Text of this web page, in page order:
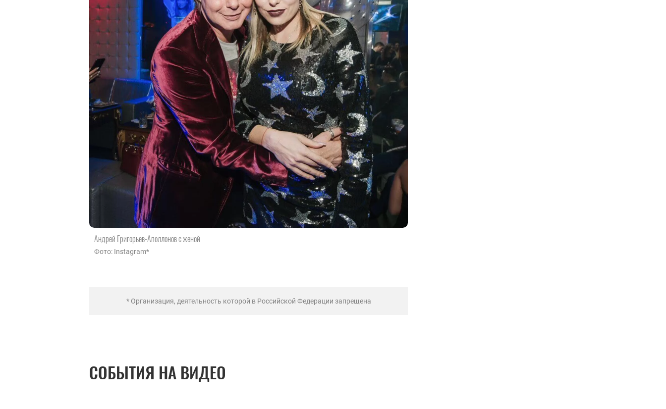
Андрей Григорьев-Аполлонов с женой
Фото: Instagram*
* Организация, деятельность которой в Российской Федерации запрещена
СОБЫТИЯ НА ВИДЕО